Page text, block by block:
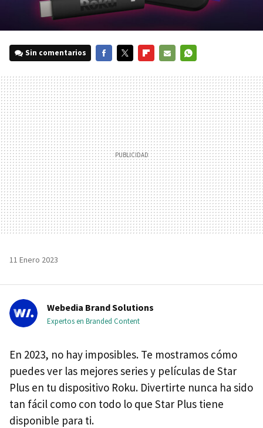
Sin comentarios
MAIL
11 Enero 2023
Webedia Brand Solutions
Expertos en Branded Content
En 2023, no hay imposibles. Te mostramos cómo
puedes ver las mejores series y películas de Star
Plus en tu dispositivo Roku. Divertirte nunca ha sido
tan fácil como con todo lo que Star Plus tiene
disponible para ti.